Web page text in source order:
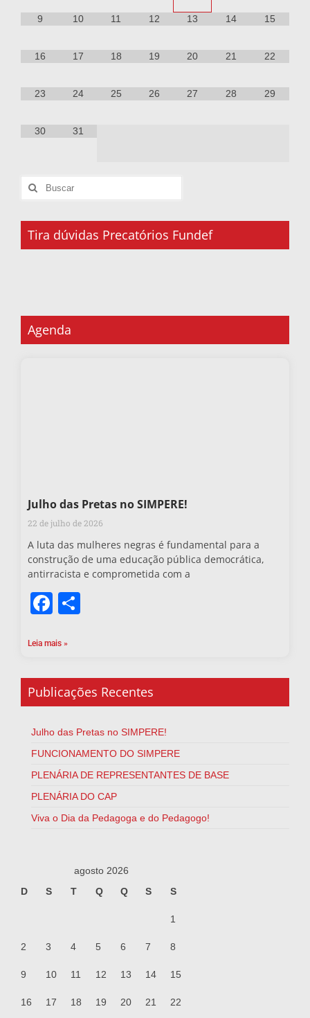
9 10 11 12 13 14 15
16 17 18 19 20 21 22
23 24 25 26 27 28 29
30 31
Tira dúvidas Precatórios Fundef
Agenda
Julho das Pretas no SIMPERE!
22 de julho de 2026
A luta das mulheres negras é fundamental para a
construção de uma educação pública democrática,
antirracista e comprometida com a
Facebook
Leia mais »
Publicações Recentes
Julho das Pretas no SIMPERE!
FUNCIONAMENTO DO SIMPERE
PLENÁRIA DE REPRESENTANTES DE BASE
PLENÁRIA DO CAP
Viva o Dia da Pedagoga e do Pedagogo!
agosto 2026
D
S T Q Q S S
1
2 3 4 5 6 7 8
9 10 11 12 13 14 15
16 17 18 19 20 21 22